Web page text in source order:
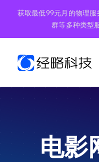
内
获取最低99元月的物理
群等多种类型
电影